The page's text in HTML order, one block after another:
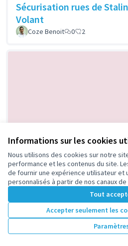
Informations sur les cookies
Nous utilisons des cookies sur notre
performance et les contenus du site.
de fournir une expérience utilisateur et
personnalisés à partir de nos canaux de
Tout
Accepter seulement les
Sécurisation rues de
Volant
Coze Benoit 0 2
Mise en place de jeux au
maternelle Jacques
Maxime 0 2
Animations compost et
pour les nouveaux